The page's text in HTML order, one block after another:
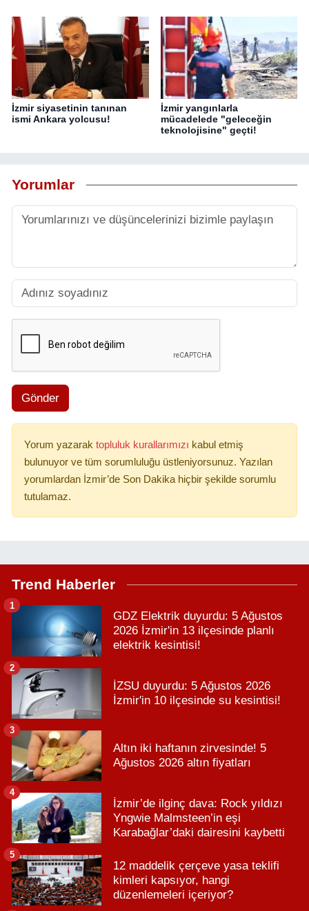
İzmir siyasetinin tanınan
ismi Ankara yolcusu!
İzmir yangınlarla
mücadelede "geleceğin
teknolojisine" geçti!
Yorumlar
Gönder
Yorum yazarak topluluk kurallarımızı kabul etmiş
bulunuyor ve tüm sorumluluğu üstleniyorsunuz. Yazılan
yorumlardan İzmir’de Son Dakika hiçbir şekilde sorumlu
tutulamaz.
Trend Haberler
GDZ Elektrik duyurdu: 5 Ağustos
2026 İzmir'in 13 ilçesinde planlı
elektrik kesintisi!
1
İZSU duyurdu: 5 Ağustos 2026
İzmir'in 10 ilçesinde su kesintisi!
2
Altın iki haftanın zirvesinde! 5
Ağustos 2026 altın fiyatları
3
İzmir’de ilginç dava: Rock yıldızı
Yngwie Malmsteen’in eşi
Karabağlar’daki dairesini kaybetti
4
12 maddelik çerçeve yasa teklifi
kimleri kapsıyor, hangi
düzenlemeleri içeriyor?
5